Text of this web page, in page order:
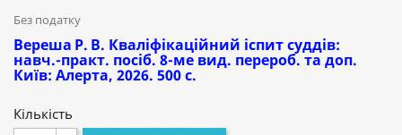
Без податку
Вереша Р. В. Кваліфікаційний іспит суддів:
навч.-практ. посіб. 8-ме вид. перероб. та доп.
Київ: Алерта, 2026. 500 с.
Кількість